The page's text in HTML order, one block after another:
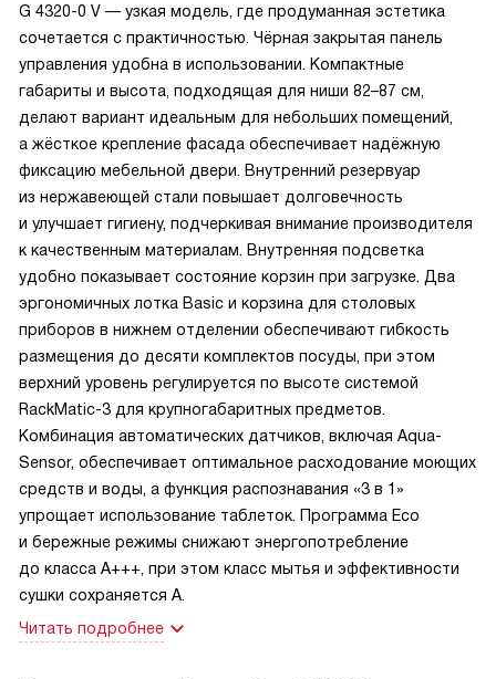
G 4320-0 V — узкая модель, где продуманная эстетика
сочетается с практичностью. Чёрная закрытая панель
управления удобна в использовании. Компактные
габариты и высота, подходящая для ниши 82–87 см,
делают вариант идеальным для небольших помещений,
а жёсткое крепление фасада обеспечивает надёжную
фиксацию мебельной двери. Внутренний резервуар
из нержавеющей стали повышает долговечность
и улучшает гигиену, подчеркивая внимание производителя
к качественным материалам. Внутренняя подсветка
удобно показывает состояние корзин при загрузке. Два
эргономичных лотка Basic и корзина для столовых
приборов в нижнем отделении обеспечивают гибкость
размещения до десяти комплектов посуды, при этом
верхний уровень регулируется по высоте системой
RackMatic-3 для крупногабаритных предметов.
Комбинация автоматических датчиков, включая Aqua-
Sensor, обеспечивает оптимальное расходование моющих
средств и воды, а функция распознавания «3 в 1»
упрощает использование таблеток. Программа Eco
и бережные режимы снижают энергопотребление
до класса A+++, при этом класс мытья и эффективности
сушки сохраняется A.
Читать подробнее